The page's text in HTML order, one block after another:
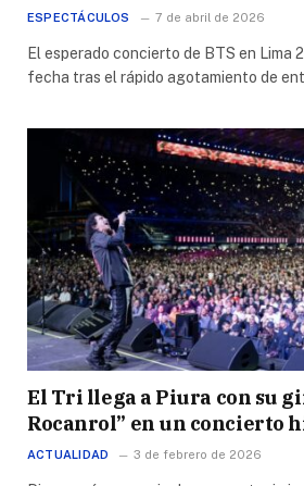
ESPECTÁCULOS 7 de abril de 2026
El esperado concierto de BTS en Lima
fecha tras el rápido agotamiento de
El Tri llega a Piura con su
Rocanrol” en un concierto
ACTUALIDAD 3 de febrero de 2026